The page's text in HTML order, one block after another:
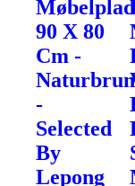
90 X 80
Cm -
Naturbrun
-
Selected
By
Lepong